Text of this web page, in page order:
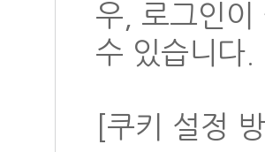
우, 로그인이
수 있습니다.
[쿠키 설정